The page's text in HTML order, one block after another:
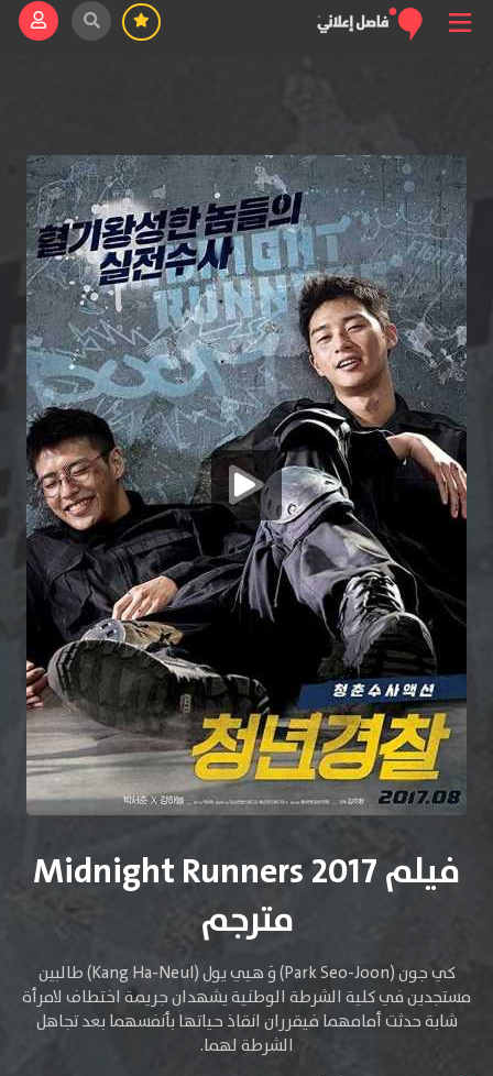
فيلم Midnight Runners 2017
مترجم
كي جون (Park Seo-Joon) وَ هيي يول (Kang Ha-Neul) طالبين
مستجدين في كلية الشرطة الوطنية يشهدان جريمة اختطاف لامرأة
شابة حدثت أمامهما فيقرران انقاذ حياتها بأنفسهما بعد تجاهل
الشرطة لهما.